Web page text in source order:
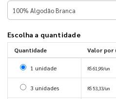
Escolha a quantidade
Quantidade Valor por
Selecionar 1 unidade
1 unidade R$ 61,99/un
Selecionar 3 unidades
3 unidades R$ 53,33/un